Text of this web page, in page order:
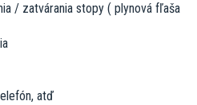
/ zatvárania stopy ( plynová fľaša
atď